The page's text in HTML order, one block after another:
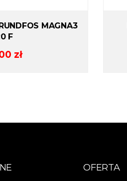
MAGNA3
F
zł
OFERTA